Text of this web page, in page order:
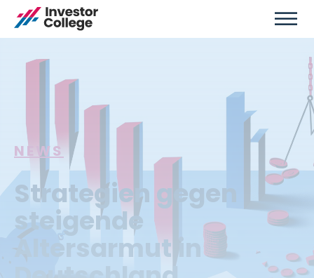
NEWS
Strategien gegen
steigende
Altersarmut in